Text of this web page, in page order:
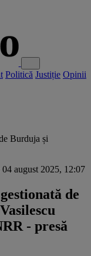
Politică Justiție Opinii
Burduja și
august 2025, 12:07
de
- presă